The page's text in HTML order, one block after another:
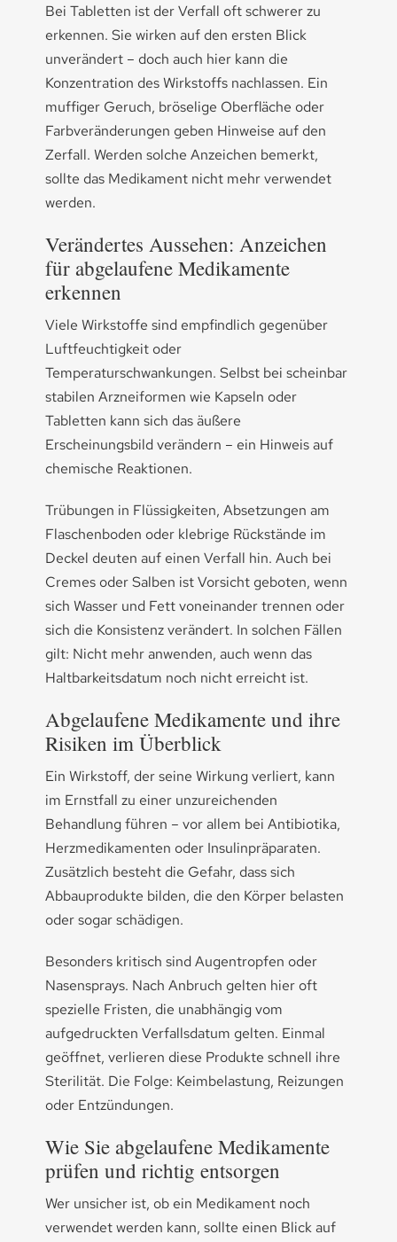
Bei Tabletten ist der Verfall oft schwerer zu
erkennen. Sie wirken auf den ersten Blick
unverändert – doch auch hier kann die
Konzentration des Wirkstoffs nachlassen. Ein
muffiger Geruch, bröselige Oberfläche oder
Farbveränderungen geben Hinweise auf den
Zerfall. Werden solche Anzeichen bemerkt,
sollte das Medikament nicht mehr verwendet
werden.
Verändertes Aussehen: Anzeichen
für abgelaufene Medikamente
erkennen
Viele Wirkstoffe sind empfindlich gegenüber
Luftfeuchtigkeit oder
Temperaturschwankungen. Selbst bei scheinbar
stabilen Arzneiformen wie Kapseln oder
Tabletten kann sich das äußere
Erscheinungsbild verändern – ein Hinweis auf
chemische Reaktionen.
Trübungen in Flüssigkeiten, Absetzungen am
Flaschenboden oder klebrige Rückstände im
Deckel deuten auf einen Verfall hin. Auch bei
Cremes oder Salben ist Vorsicht geboten, wenn
sich Wasser und Fett voneinander trennen oder
sich die Konsistenz verändert. In solchen Fällen
gilt: Nicht mehr anwenden, auch wenn das
Haltbarkeitsdatum noch nicht erreicht ist.
Abgelaufene Medikamente und ihre
Risiken im Überblick
Ein Wirkstoff, der seine Wirkung verliert, kann
im Ernstfall zu einer unzureichenden
Behandlung führen – vor allem bei Antibiotika,
Herzmedikamenten oder Insulinpräparaten.
Zusätzlich besteht die Gefahr, dass sich
Abbauprodukte bilden, die den Körper belasten
oder sogar schädigen.
Besonders kritisch sind Augentropfen oder
Nasensprays. Nach Anbruch gelten hier oft
spezielle Fristen, die unabhängig vom
aufgedruckten Verfallsdatum gelten. Einmal
geöffnet, verlieren diese Produkte schnell ihre
Sterilität. Die Folge: Keimbelastung, Reizungen
oder Entzündungen.
Wie Sie abgelaufene Medikamente
prüfen und richtig entsorgen
Wer unsicher ist, ob ein Medikament noch
verwendet werden kann, sollte einen Blick auf